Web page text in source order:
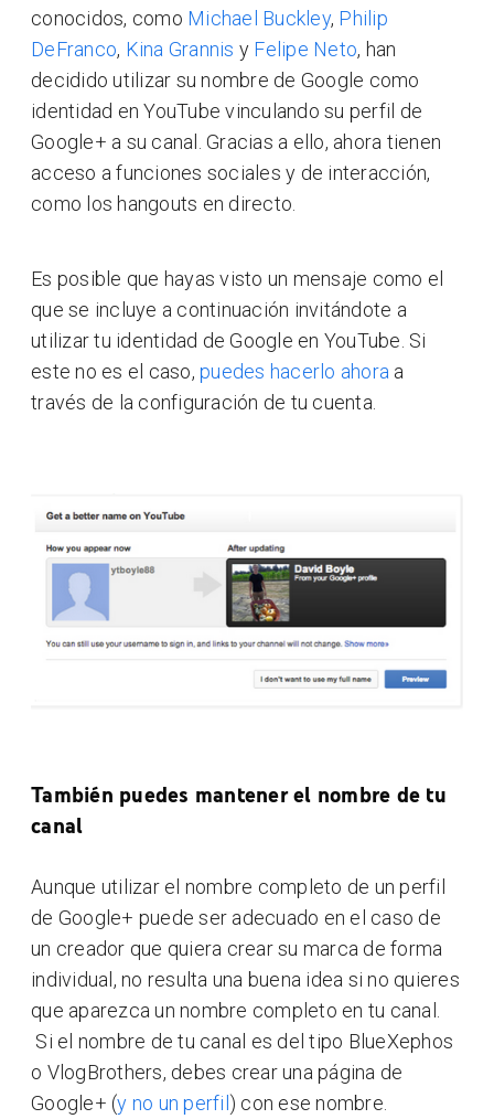
conocidos, como Michael Buckley, Philip
DeFranco, Kina Grannis y Felipe Neto, han
decidido utilizar su nombre de Google como
identidad en YouTube vinculando su perfil de
Google+ a su canal. Gracias a ello, ahora tienen
acceso a funciones sociales y de interacción,
como los hangouts en directo.
Es posible que hayas visto un mensaje como el
que se incluye a continuación invitándote a
utilizar tu identidad de Google en YouTube. Si
este no es el caso, puedes hacerlo ahora a
través de la configuración de tu cuenta.
También puedes mantener el nombre de tu
canal
Aunque utilizar el nombre completo de un perfil
de Google+ puede ser adecuado en el caso de
un creador que quiera crear su marca de forma
individual, no resulta una buena idea si no quieres
que aparezca un nombre completo en tu canal.
Si el nombre de tu canal es del tipo BlueXephos
o VlogBrothers, debes crear una página de
Google+ (y no un perfil ) con ese nombre.